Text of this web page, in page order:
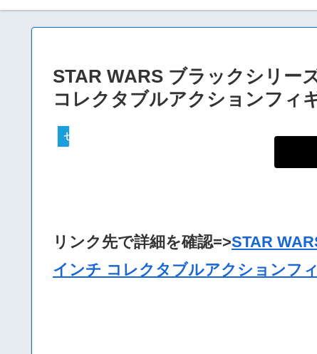
STAR WARS ブラックシリ
コレクタブルアクションフィ
セールハンター 激安情報まとめサイト
リンク先で詳細を確認=>STAR
インチ コレクタブルアクションフ